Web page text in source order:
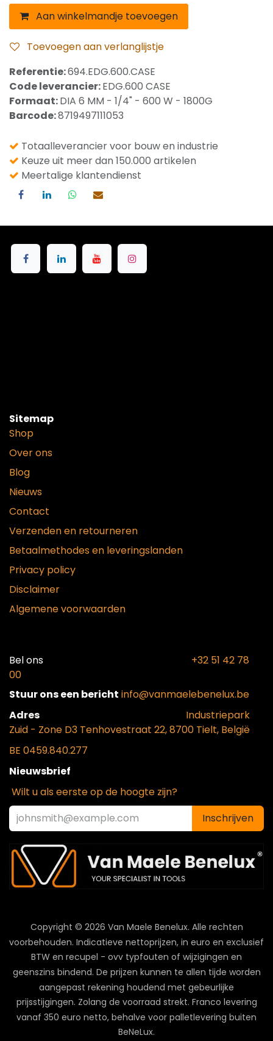
Aan winkelmandje toevoegen
Toevoegen aan verlanglijstje
Referentie:694.EDG.600.CASE
Code leverancier:EDG.600 CASE
Formaat:DIA 6 MM - 1/4" - 600 W - 1800G
Barcode:8719497111053
Totaalleverancier voor bouw en industrie
Keuze uit meer dan 150.000 artikelen
Meertalige klantendienst
Sitemap
Shop
Over ons
Blog
Nieuws
Contact
Verzenden en retourneren
Betaalmethodes en leveringslanden
Privacy policy
Disclaimer
Algemene voorwaarden
Bel ons​
+32 51 42 78
00
Stuur ons een bericht info@vanmaelebenelux.be
Adr​es
​Industriepark
Zuid - Zone D3 Tenhovestraat 22, 8700 Tielt, België
BE 0459.840.277
Nieuwsbrief
Wilt u als eerste op de hoogte zijn?
Inschrijven
Copyright © 2026 Van Maele Benelux. Alle rechten
voorbehouden. Indicatieve nettoprijzen, in euro en exclusief
BTW en recupel - ovv typfouten of wijzigingen en
geenszins bindend. De prijzen kunnen te allen tijde worden
aangepast rekening houdend met gebeurlijke
prijsstijgingen. Zolang de voorraad strekt. Franco levering
vanaf 350 euro netto, behalve voor palletlevering buiten
BeNeLux.